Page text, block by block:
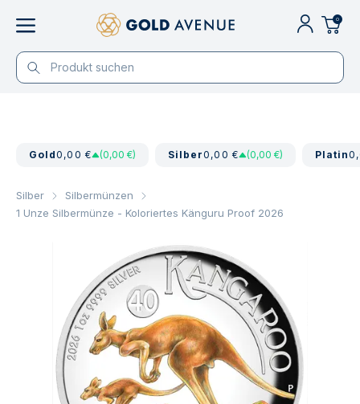
0
Gold0,00 € (0,00 €) Silber0,00 € (0,00 €) Platin
Silber
Silbermünzen
1 Unze Silbermünze - Koloriertes Känguru Proof 2026